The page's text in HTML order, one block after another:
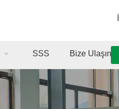
SSS Bize Ulaşın